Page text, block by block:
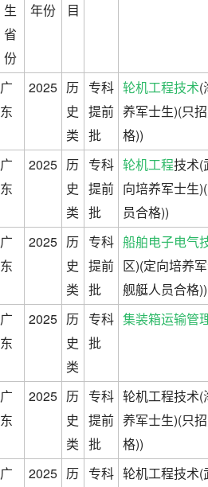
生
省
份
年份
目
广
东
2025 历
史
类
专科
提前
批
轮机工程技术(
养军士生)(只
格))
广
东
2025 历
史
类
专科
提前
批
轮机工程技术(
向培养军士生
员合格))
广
东
2025 历
史
类
专科
提前
批
船舶电子电气
区)(定向培养
舰艇人员合格))
广
东
2025 历
史
类
专科
批
集装箱运输管
广
东
2025 历
史
类
专科
提前
批
轮机工程技术(
养军士生)(只
格))
广
2025 历 专科 轮机工程技术(